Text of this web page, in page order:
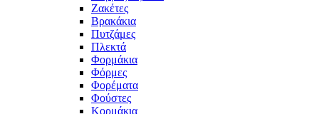
Ζακέτες
Βρακάκια
Πυτζάμες
Πλεκτά
Φορμάκια
Φόρμες
Φορέματα
Φούστες
Κορμάκια